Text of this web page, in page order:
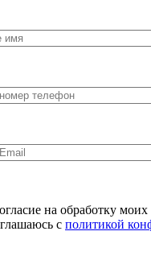
на обработку
с политикой